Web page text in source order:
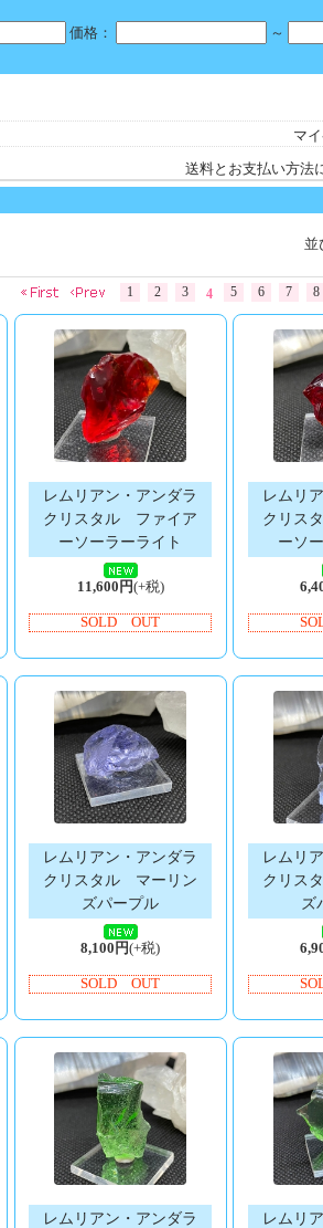
価格： ～
マ
送料とお支払い方法
並
1 2 3 4 5 6 7 8
レムリアン・アンダラ
クリスタル ファイア
ーソーラーライト
11,600円(+税)
SOLD OUT
レムリ
クリス
ーソ
レムリアン・アンダラ
クリスタル マーリン
ズパープル
8,100円(+税)
SOLD OUT
レムリ
クリス
ズ
レムリアン・アンダラ
レムリ